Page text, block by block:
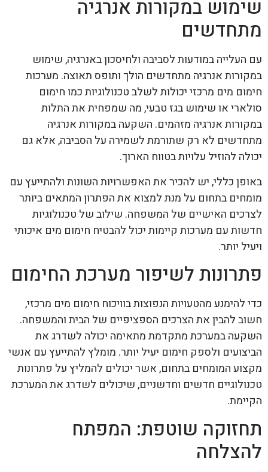
שימוש במקורות אנרגיה
מתחדשים
עם העלייה במודעות לסביבה ולחיסכון באנרגיה, שימוש
במקורות אנרגיה מתחדשים הולך ותופס תאוצה. מערכות
חימום מים מרכזי יכולות לשלב טכנולוגיות כמו חימום
סולארי או שימוש בגז טבעי, מה שמפחית את התלות
במקורות אנרגיה מזהמים. השקעה במקורות אנרגיה
מתחדשים לא רק שתורמת לשמירה על הסביבה, אלא גם
יכולה להוזיל עלויות בטווח הארוך.
באופן כללי, יש להכיר את האפשרויות השונות ולהתייעץ עם
מומחים בתחום על מנת למצוא את הפתרון המתאים ביותר
לצרכים האישיים של המשפחה. שילוב של טכנולוגיות
חדשות עם מערכות קיימות יכול להבטיח חימום מים איכותי
ויעיל יותר.
פתרונות לשיפור מערכת החימום
כדי להימנע מהטעויות הנפוצות בוויכוח חימום מים מרכזי,
חשוב להבין את הצרכים הספציפיים של הבית והמשפחה.
השקעה במערכת מתקדמת מתאימה יכולה לשדרג את
הביצועים ולספק חימום יעיל יותר. מומלץ להתייעץ עם אנשי
מקצוע המומחים בתחום, אשר יכולים להמליץ על פתרונות
טכנולוגיים חדשים וחדשניים, שיכולים לשדרג את המערכת
הקיימת.
תחזוקה שוטפת: המפתח
להצלחה